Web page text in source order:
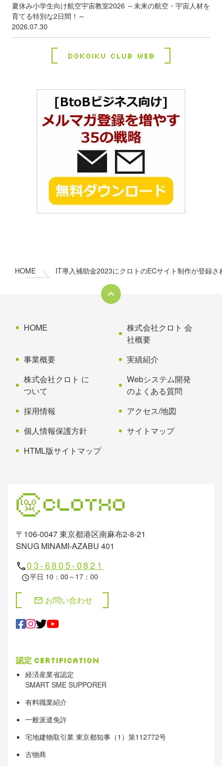
夏休み小学生向け航空宇宙教室2026 ～未来の航空・宇宙人材を
育てる特別な2日間！～
2026.07.30
Dokoiku Club Web
HOME IT導入補助金2023にクロトのECサイト制作が登録さ
〒106-0047 東京都港区南麻布2-8-21
SNUG MINAMI-AZABU 401
phone03-6805-0821
schedule平日 10：00～17：00
mail お問い合わせ
認定 Certification
経済産業省認定
SMART SME SUPPORER
有料職業紹介
一般派遣免許
宅地建物取引業 東京都知事（1）第112772号
古物商
HOME
株式会社クロト 会
社概要
事業概要
実績紹介
株式会社クロト に
ついて
Webシステム開発
のよくある質問
採用情報
アクセス/地図
個人情報保護方針
サイトマップ
HTML版サイトマップ